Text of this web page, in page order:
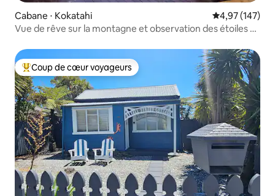
Cabane ⋅ Kokatahi Évaluation
4,97 (147)
Vue de rêve sur la montagne et observation des étoiles à
Coups de cœur voyageurs les plus appréciés
Coup de cœur voyageurs